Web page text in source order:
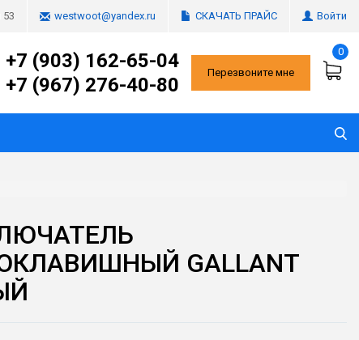
westwoot@yandex.ru СКАЧАТЬ ПРАЙС Войти
+7 (903) 162-65-04
+7 (967) 276-40-80
Перезвоните мне
0
GALLANT